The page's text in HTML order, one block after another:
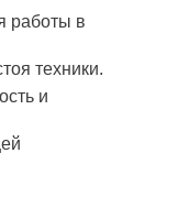
работы в
техники.
и